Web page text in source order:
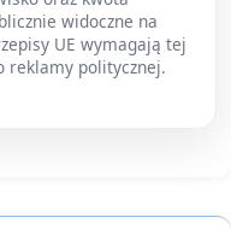
widoczne na
UE wymagają tej
reklamy politycznej.